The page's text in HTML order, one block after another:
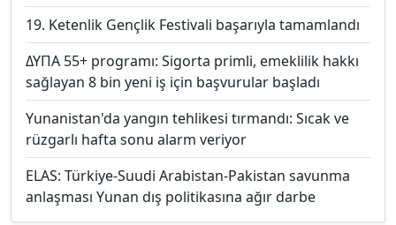
19. Ketenlik Gençlik Festivali başarıyla tamamlandı
ΔΥΠΑ 55+ programı: Sigorta primli, emeklilik hakkı
sağlayan 8 bin yeni iş için başvurular başladı
Yunanistan'da yangın tehlikesi tırmandı: Sıcak ve
rüzgarlı hafta sonu alarm veriyor
ELAS: Türkiye-Suudi Arabistan-Pakistan savunma
anlaşması Yunan dış politikasına ağır darbe